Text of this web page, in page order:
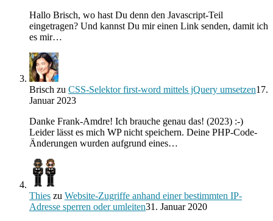
Hallo Brisch, wo hast Du denn den Javascript-Teil
eingetragen? Und kannst Du mir einen Link senden, damit ich
es mir…
Brisch zu CSS-Selektor first-word mittels jQuery umsetzen17.
Januar 2023
Danke Frank-Amdre! Ich brauche genau das! (2023) :-)
Leider lässt es mich WP nicht speichern. Deine PHP-Code-
Änderungen wurden aufgrund eines…
Thies zu Website-Zugriffe anhand einer bestimmten IP-
Adresse sperren oder umleiten31. Januar 2020